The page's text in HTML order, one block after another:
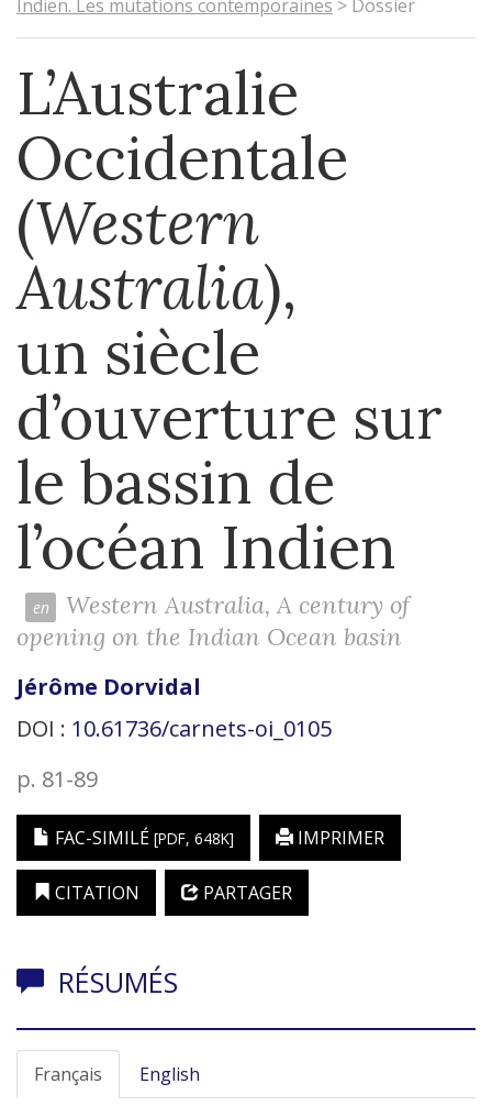
Indien. Les mutations contemporaines > Dossier
L’Australie
Occidentale
(Western
Australia),
un siècle
d’ouverture sur
le bassin de
l’océan Indien
Western Australia, A century of
opening on the Indian Ocean basin
Jérôme Dorvidal
DOI : 10.61736/carnets-oi_0105
p. 81-89
FAC-SIMILÉ [PDF, 648K] IMPRIMER
CITATION PARTAGER
RÉSUMÉS
Français English